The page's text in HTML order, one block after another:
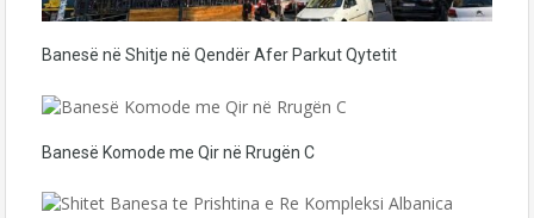
Banesë në Shitje në Qendër Afer Parkut Qytetit
Banesë Komode me Qir në Rrugën C